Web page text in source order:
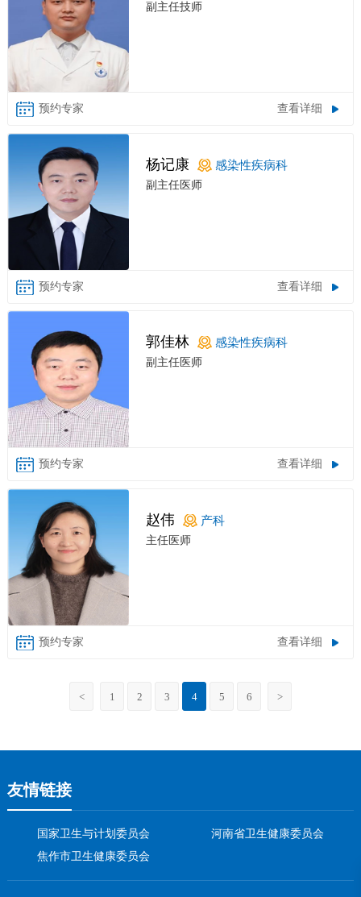
副主任技师
查看详细
杨记康 感染性疾病科
副主任医师
查看详细
郭佳林 感染性疾病科
副主任医师
查看详细
赵伟 产科
主任医师
查看详细
< 1 2 3 4 5 6 >
友情链接
国家卫生与计划委员会
河南省卫生健康委员会
焦作市卫生健康委员会